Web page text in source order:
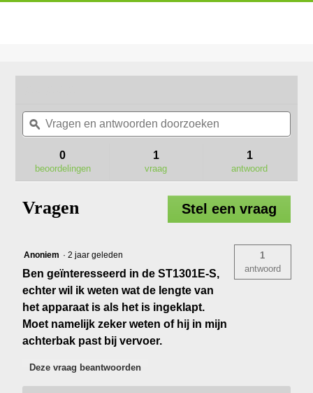
beoordelingswaarde
voor
ST1301E-
GRASTRIMMER
33
Vragen
en
antwoorden
doorzoeken
ϙ
0
beoordelingen
1
vraag
1
antwoord
Vragen Stel een vraag
Anoniem · 2 jaar geleden
Ben geïnteresseerd in de ST1301E-S,
echter wil ik weten wat de lengte van
het apparaat is als het is ingeklapt.
Moet namelijk zeker weten of hij in mijn
achterbak past bij vervoer.
1
antwoord
Deze vraag beantwoorden